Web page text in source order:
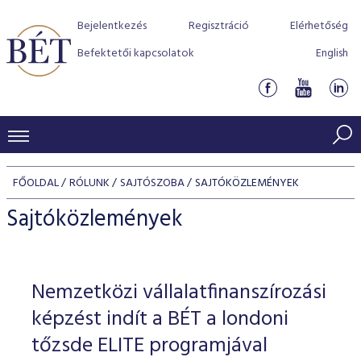
Bejelentkezés Regisztráció
Elérhetőség
Befektetői kapcsolatok
English
KERESKEDÉSI ADATOK
INDEXEK
Jelzáloglevél indexek
Vállalati kötvény indexek
Azonnali Piac
Részvények
Származékos piac
BEFEKTETŐK
Részvény szekció
Hitelpapír szekció
BÉT szabályzatok
Befektetővédelem
Alkalmazott díjstruktúra
Elszámolás
Részvény és vállalati kötvény tőzsdei bevezetését
program
BÉT Xtend - Részvénypiac egyszerűen
TŐZSDETAGOK
Tőzsdetagok, üzletkötők
VENDOROK
FŐOLDAL RÓLUNK SAJTÓSZOBA SAJTÓKÖZLEMÉNYEK
Sajtóközlemények
Nemzetközi vállalatfinanszírozási
képzést indít a BÉT a londoni
tőzsde ELITE programjával